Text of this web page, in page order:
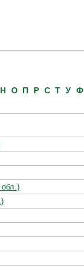
Н О П Р С Т У Ф